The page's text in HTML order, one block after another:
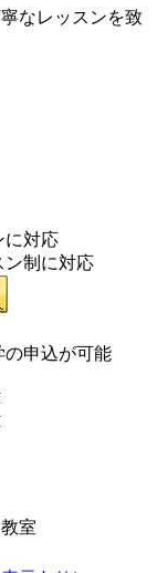
なレッスンを致
室